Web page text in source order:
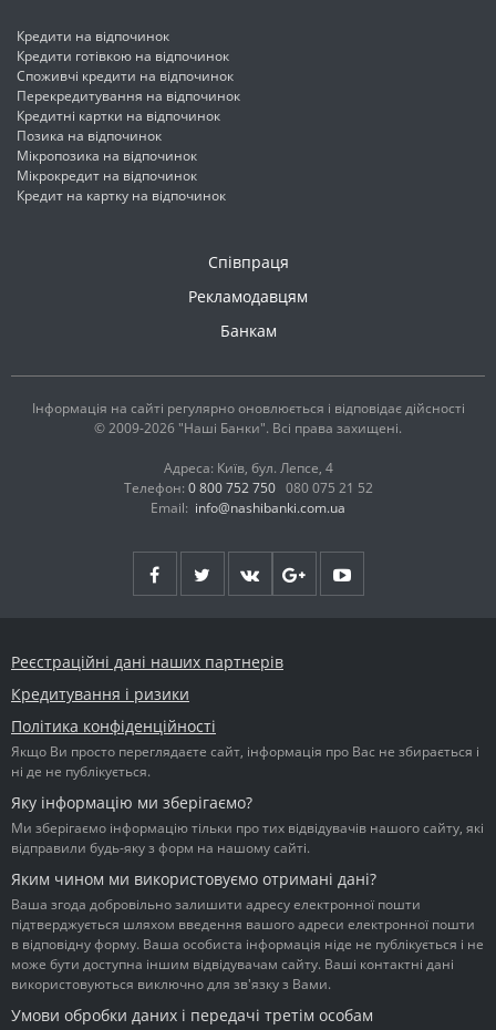
Кредити на відпочинок
Кредити готівкою на відпочинок
Споживчі кредити на відпочинок
Перекредитування на відпочинок
Кредитні картки на відпочинок
Позика на відпочинок
Мікропозика на відпочинок
Мікрокредит на відпочинок
Кредит на картку на відпочинок
Співпраця
Рекламодавцям
Банкам
Інформація на сайті регулярно оновлюється і відповідає дійсності
© 2009-2026 "Наші Банки". Всі права захищені.
Адреса: Київ, бул. Лепсе, 4
Телефон: 0 800 752 750 080 075 21 52
Email: info@nashibanki.com.ua
Реєстраційні дані наших партнерів
Кредитування і ризики
Політика конфіденційності
Якщо Ви просто переглядаєте сайт, інформація про Вас не збирається і
ні де не публікується.
Яку інформацію ми зберігаємо?
Ми зберігаємо інформацію тільки про тих відвідувачів нашого сайту, які
відправили будь-яку з форм на нашому сайті.
Яким чином ми використовуємо отримані дані?
Ваша згода добровільно залишити адресу електронної пошти
підтверджується шляхом введення вашого адреси електронної пошти
в відповідну форму. Ваша особиста інформація ніде не публікується і не
може бути доступна іншим відвідувачам сайту. Ваші контактні дані
використовуються виключно для зв'язку з Вами.
Умови обробки даних і передачі третім особам